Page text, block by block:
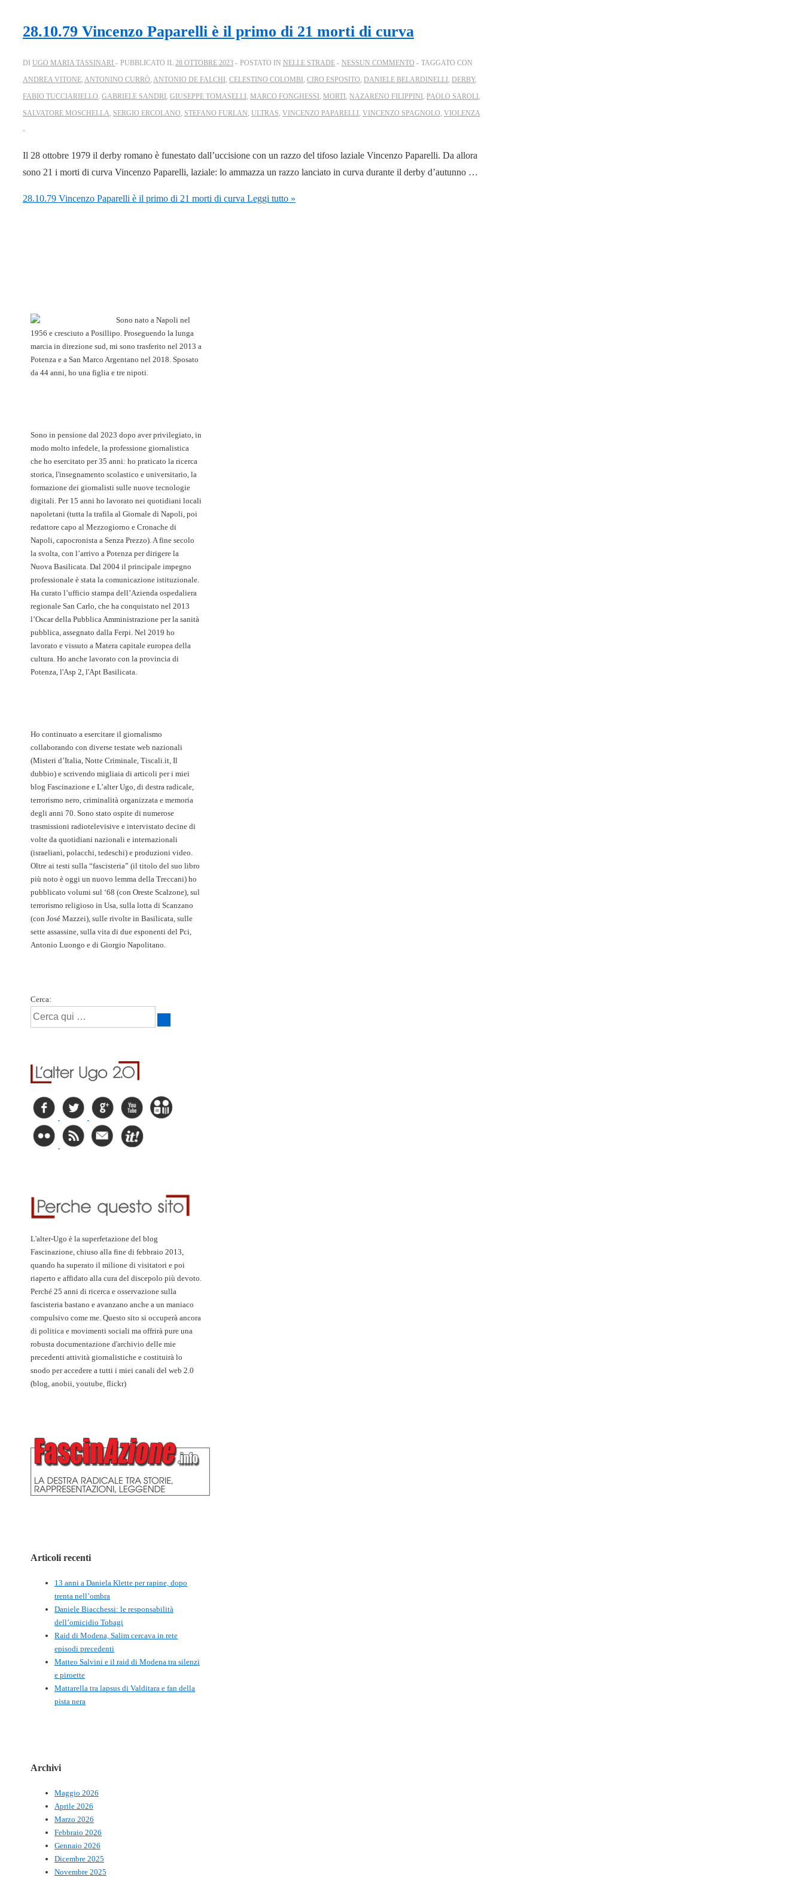
28.10.79 Vincenzo Paparelli è il primo di 21 morti di curva
DI UGO MARIA TASSINARI PUBBLICATO IL 28 OTTOBRE 2023 POSTATO IN NELLE STRADE NESSUN COMMENTO
TAGGATO CON
ANDREA VITONE, ANTONINO CURRÒ, ANTONIO DE FALCHI , CELESTINO COLOMBI , CIRO ESPOSITO, DANIELE BELARDINELLI , DERBY,
FABIO TUCCIARIELLO, GABRIELE SANDRI , GIUSEPPE TOMASELLI , MARCO FONGHESSI , MORTI , NAZARENO FILIPPINI , PAOLO SAROLI ,
SALVATORE MOSCHELLA, SERGIO ERCOLANO, STEFANO FURLAN, ULTRAS, VINCENZO PAPARELLI , VINCENZO SPAGNOLO, VIOLENZA
Il 28 ottobre 1979 il derby romano è funestato dall’uccisione con un razzo del tifoso laziale Vincenzo Paparelli. Da allora
sono 21 i morti di curva Vincenzo Paparelli, laziale: lo ammazza un razzo lanciato in curva durante il derby d’autunno …
28.10.79 Vincenzo Paparelli è il primo di 21 morti di curva Leggi tutto »
Sono nato a Napoli nel
1956 e cresciuto a Posillipo. Proseguendo la lunga
marcia in direzione sud, mi sono trasferito nel 2013 a
Potenza e a San Marco Argentano nel 2018. Sposato
da 44 anni, ho una figlia e tre nipoti.
Sono in pensione dal 2023 dopo aver privilegiato, in
modo molto infedele, la professione giornalistica
che ho esercitato per 35 anni: ho praticato la ricerca
storica, l'insegnamento scolastico e universitario, la
formazione dei giornalisti sulle nuove tecnologie
digitali. Per 15 anni ho lavorato nei quotidiani locali
napoletani (tutta la trafila al Giornale di Napoli, poi
redattore capo al Mezzogiorno e Cronache di
Napoli, capocronista a Senza Prezzo). A fine secolo
la svolta, con l’arrivo a Potenza per dirigere la
Nuova Basilicata. Dal 2004 il principale impegno
professionale è stata la comunicazione istituzionale.
Ha curato l’ufficio stampa dell’Azienda ospedaliera
regionale San Carlo, che ha conquistato nel 2013
l’Oscar della Pubblica Amministrazione per la sanità
pubblica, assegnato dalla Ferpi. Nel 2019 ho
lavorato e vissuto a Matera capitale europea della
cultura. Ho anche lavorato con la provincia di
Potenza, l'Asp 2, l'Apt Basilicata.
Ho continuato a esercitare il giornalismo
collaborando con diverse testate web nazionali
(Misteri d’Italia, Notte Criminale, Tiscali.it, Il
dubbio) e scrivendo migliaia di articoli per i miei
blog Fascinazione e L’alter Ugo, di destra radicale,
terrorismo nero, criminalità organizzata e memoria
degli anni 70. Sono stato ospite di numerose
trasmissioni radiotelevisive e intervistato decine di
volte da quotidiani nazionali e internazionali
(israeliani, polacchi, tedeschi) e produzioni video.
Oltre ai testi sulla “fascisteria” (il titolo del suo libro
più noto è oggi un nuovo lemma della Treccani) ho
pubblicato volumi sul ‘68 (con Oreste Scalzone), sul
terrorismo religioso in Usa, sulla lotta di Scanzano
(con José Mazzei), sulle rivolte in Basilicata, sulle
sette assassine, sulla vita di due esponenti del Pci,
Antonio Luongo e di Giorgio Napolitano.
Cerca:
L'alter-Ugo è la superfetazione del blog
Fascinazione, chiuso alla fine di febbraio 2013,
quando ha superato il milione di visitatori e poi
riaperto e affidato alla cura del discepolo più devoto.
Perché 25 anni di ricerca e osservazione sulla
fascisteria bastano e avanzano anche a un maniaco
compulsivo come me. Questo sito si occuperà ancora
di politica e movimenti sociali ma offrirà pure una
robusta documentazione d'archivio delle mie
precedenti attività giornalistiche e costituirà lo
snodo per accedere a tutti i miei canali del web 2.0
(blog, anobii, youtube, flickr)
Articoli recenti
13 anni a Daniela Klette per rapine, dopo
trenta nell’ombra
Daniele Biacchessi: le responsabilità
dell’omicidio Tobagi
Raid di Modena, Salim cercava in rete
episodi precedenti
Matteo Salvini e il raid di Modena tra silenzi
e piroette
Mattarella tra lapsus di Valditara e fan della
pista nera
Archivi
Maggio 2026
Aprile 2026
Marzo 2026
Febbraio 2026
Gennaio 2026
Dicembre 2025
Novembre 2025